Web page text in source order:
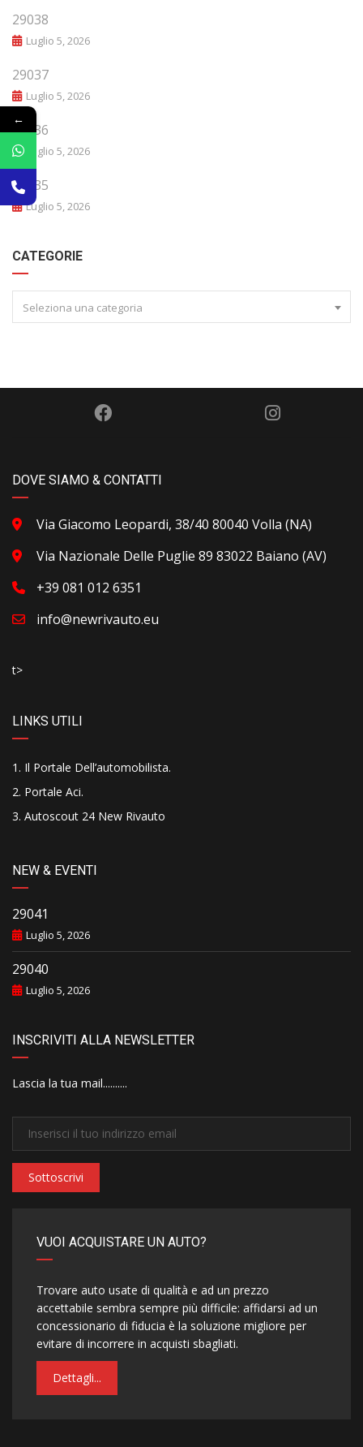
29038
Luglio 5, 2026
29037
Luglio 5, 2026
29036
Luglio 5, 2026
29035
Luglio 5, 2026
CATEGORIE
Seleziona una categoria
DOVE SIAMO & CONTATTI
Via Giacomo Leopardi, 38/40 80040 Volla (NA)
Via Nazionale Delle Puglie 89 83022 Baiano (AV)
+39 081 012 6351
info@newrivauto.eu
t>
LINKS UTILI
Il Portale Dell’automobilista.
Portale Aci.
Autoscout 24 New Rivauto
NEW & EVENTI
29041
Luglio 5, 2026
29040
Luglio 5, 2026
INSCRIVITI ALLA NEWSLETTER
Lascia la tua mail..........
Sottoscrivi
VUOI ACQUISTARE UN AUTO?
Trovare auto usate di qualità e ad un prezzo
accettabile sembra sempre più difficile: affidarsi ad un
concessionario di fiducia è la soluzione migliore per
evitare di incorrere in acquisti sbagliati.
Dettagli...
←